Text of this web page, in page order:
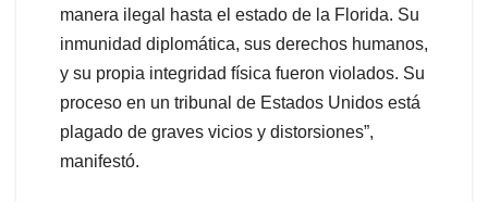
manera ilegal hasta el estado de la Florida. Su
inmunidad diplomática, sus derechos humanos,
y su propia integridad física fueron violados. Su
proceso en un tribunal de Estados Unidos está
plagado de graves vicios y distorsiones”,
manifestó.